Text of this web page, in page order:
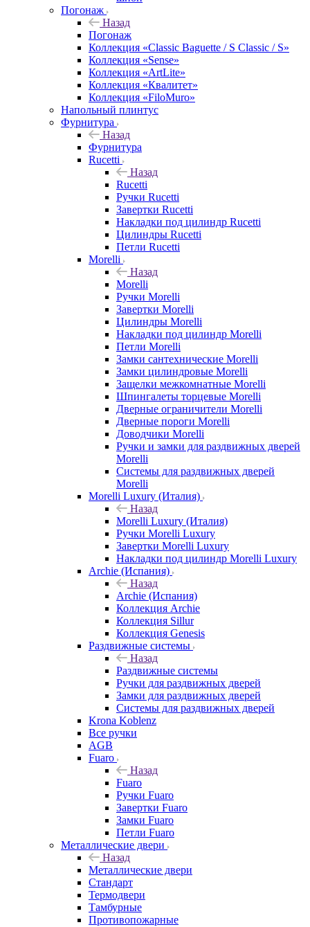
Погонаж
Назад
Погонаж
Коллекция «Classic Baguette / S Classic / S»
Коллекция «Sense»
Коллекция «ArtLite»
Коллекция «Квалитет»
Коллекция «FiloMuro»
Напольный плинтус
Фурнитура
Назад
Фурнитура
Rucetti
Назад
Rucetti
Ручки Rucetti
Завертки Rucetti
Накладки под цилиндр Rucetti
Цилиндры Rucetti
Петли Rucetti
Morelli
Назад
Morelli
Ручки Morelli
Завертки Morelli
Цилиндры Morelli
Накладки под цилиндр Morelli
Петли Morelli
Замки сантехнические Morelli
Замки цилиндровые Morelli
Защелки межкомнатные Morelli
Шпингалеты торцевые Morelli
Дверные ограничители Morelli
Дверные пороги Morelli
Доводчики Morelli
Ручки и замки для раздвижных дверей
Morelli
Системы для раздвижных дверей
Morelli
Morelli Luxury (Италия)
Назад
Morelli Luxury (Италия)
Ручки Morelli Luxury
Завертки Morelli Luxury
Накладки под цилиндр Morelli Luxury
Archie (Испания)
Назад
Archie (Испания)
Коллекция Archie
Коллекция Sillur
Коллекция Genesis
Раздвижные системы
Назад
Раздвижные системы
Ручки для раздвижных дверей
Замки для раздвижных дверей
Системы для раздвижных дверей
Krona Koblenz
Все ручки
AGB
Fuaro
Назад
Fuaro
Ручки Fuaro
Завертки Fuaro
Замки Fuaro
Петли Fuaro
Металлические двери
Назад
Металлические двери
Стандарт
Термодвери
Тамбурные
Противопожарные